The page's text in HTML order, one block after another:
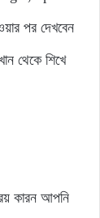
পর দেখবেন
থেকে শিখে
কারন আপনি